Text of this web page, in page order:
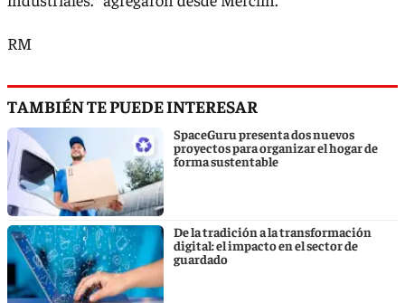
RM
TAMBIÉN TE PUEDE INTERESAR
SpaceGuru presenta dos nuevos
proyectos para organizar el hogar de
forma sustentable
De la tradición a la transformación
digital: el impacto en el sector de
guardado